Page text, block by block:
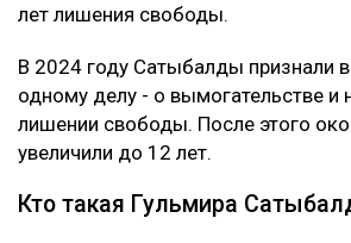
лет лишения свободы.
В 2024 году Сатыбалды признали
одному делу - о вымогательстве и
лишении свободы. После этого
увеличили до 12 лет.
Кто такая Гульмира